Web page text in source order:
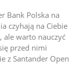
Bank Polska na
czyhają na Ciebie
ale warto nauczyć
przed nimi
z Santander Open